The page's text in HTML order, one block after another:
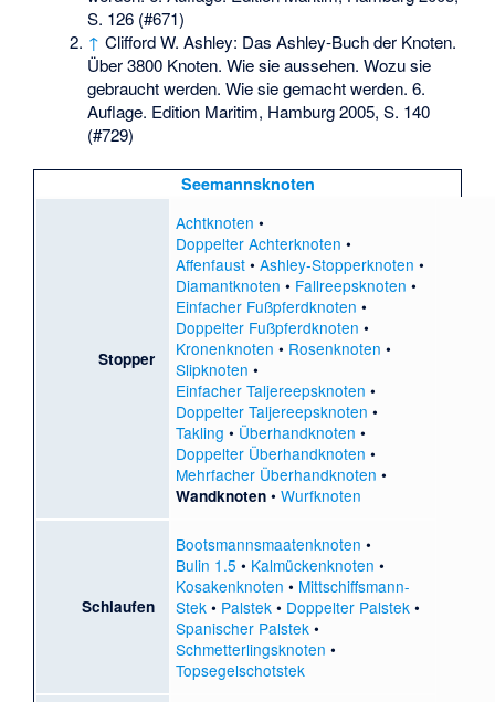
S. 126 (#671)
↑ Clifford W. Ashley: Das Ashley-Buch der Knoten.
Über 3800 Knoten. Wie sie aussehen. Wozu sie
gebraucht werden. Wie sie gemacht werden. 6.
Auflage. Edition Maritim, Hamburg 2005, S. 140
(#729)
Seemannsknoten
Stopper
Achtknoten •
Doppelter Achterknoten •
Affenfaust• Ashley-Stopperknoten •
Diamantknoten • Fallreepsknoten •
Einfacher Fußpferdknoten •
Doppelter Fußpferdknoten •
Kronenknoten • Rosenknoten •
Slipknoten •
Einfacher Taljereepsknoten •
Doppelter Taljereepsknoten •
Takling • Überhandknoten •
Doppelter Überhandknoten •
Mehrfacher Überhandknoten •
Wandknoten• Wurfknoten
Schlaufen
Bootsmannsmaatenknoten •
Bulin 1.5 • Kalmückenknoten •
Kosakenknoten • Mittschiffsmann-
Stek• Palstek• Doppelter Palstek•
Spanischer Palstek•
Schmetterlingsknoten •
Topsegelschotstek